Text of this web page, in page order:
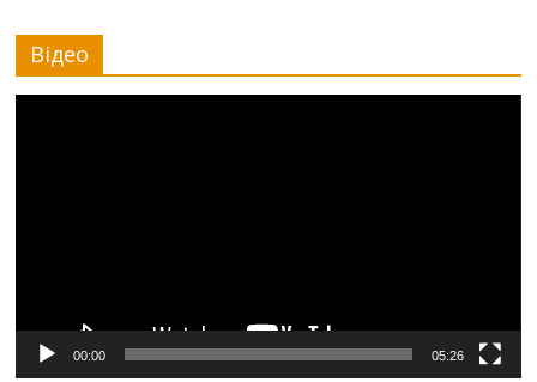
Відео
00:00 05:26